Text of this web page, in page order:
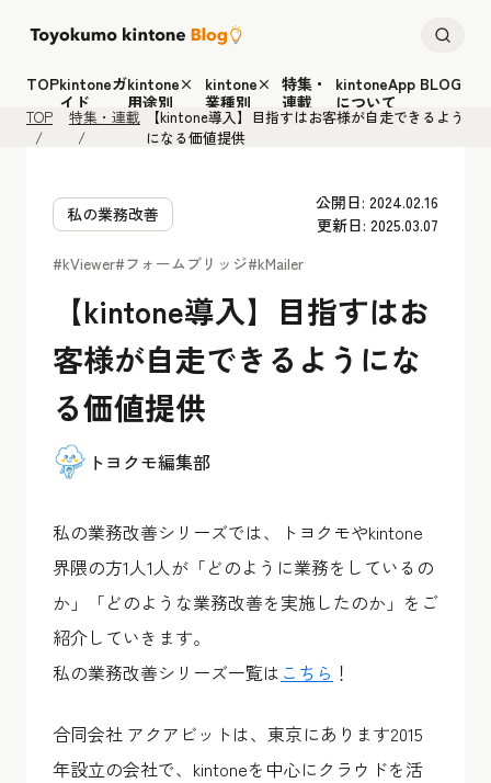
TOPkintoneガ
イド
kintone×
用途別
kintone×
業種別
特集・
連載
kintoneApp BLOG
について
TOP 特集・連載
【kintone導入】目指すはお客様が自走できるよう
になる価値提供
私の業務改善
公開日: 2024.02.16
更新日: 2025.03.07
#kViewer#フォームブリッジ#kMailer
【kintone導入】目指すはお
客様が自走できるようにな
る価値提供
トヨクモ編集部
私の業務改善シリーズでは、トヨクモやkintone
界隈の方1人1人が「どのように業務をしているの
か」「どのような業務改善を実施したのか」をご
紹介していきます。
私の業務改善シリーズ一覧は こちら ！
合同会社 アクアビットは、東京にあります2015
年設立の会社で、kintoneを中心にクラウドを活